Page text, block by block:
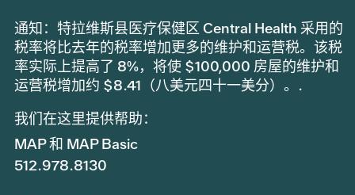
通知：特拉维斯县医疗保健区 Central Health 采用的
税率将比去年的税率增加更多的维护和运营税。该税
率实际上提高了 8%，将使 $100,000 房屋的维护和
运营税增加约 $8.41（八美元四十一美分）。.
我们在这里提供帮助：
MAP 和 MAP Basic
512.978.8130